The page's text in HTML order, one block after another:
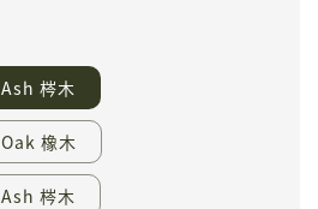
梣木
橡木
梣木